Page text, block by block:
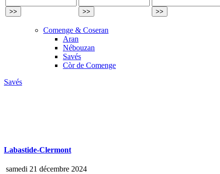
Comenge & Coseran
Aran
Nébouzan
Savés
Còr de Comenge
Savés
Labastide-Clermont
samedi 21 décembre 2024